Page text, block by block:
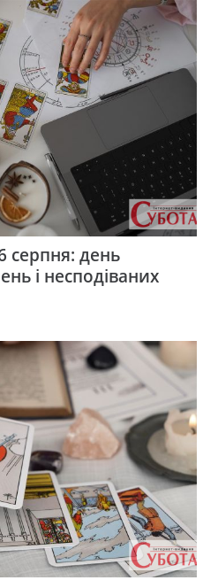
серпня: день
і несподіваних